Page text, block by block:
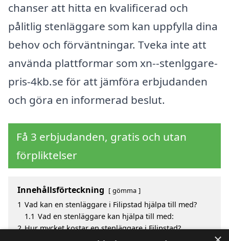
chanser att hitta en kvalificerad och
pålitlig stenläggare som kan uppfylla dina
behov och förväntningar. Tveka inte att
använda plattformar som xn--stenlggare-
pris-4kb.se för att jämföra erbjudanden
och göra en informerad beslut.
Få 3 erbjudanden, gratis och utan
förpliktelser
Innehållsförteckning gömma
1 Vad kan en stenläggare i Filipstad hjälpa till med?
1.1 Vad en stenläggare kan hjälpa till med:
2 Hur mycket kostar en stenläggare i Filipstad?